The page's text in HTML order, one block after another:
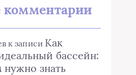
комментарии
к записи Как
бассейн:
нужно знать